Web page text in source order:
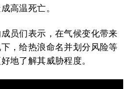
高温死亡。
员们表示，在气候变化带来
，给热浪命名并划分风险等
地了解其威胁程度。